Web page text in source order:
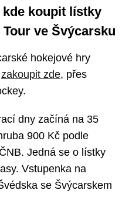
koupit lístky
ve Švýcarsku
hokejové hry
zakoupit zde, přes
dny začíná na 35
900 Kč podle
Jedná se o lístky
Vstupenka na
se Švýcarskem